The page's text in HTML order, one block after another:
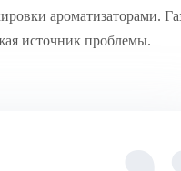
ароматизаторами.
источник проблемы.